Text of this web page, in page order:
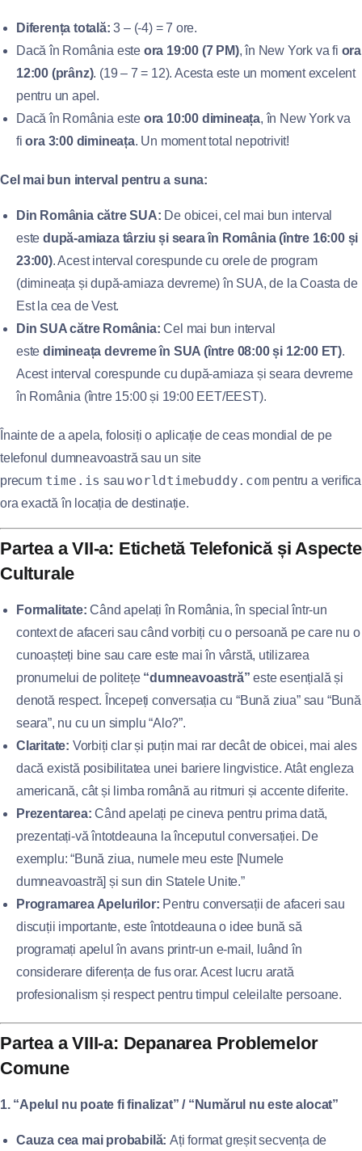
Diferența totală: 3 – (-4) = 7 ore.
Dacă în România este ora 19:00 (7 PM), în New York va fi ora
12:00 (prânz). (19 – 7 = 12). Acesta este un moment excelent
pentru un apel.
Dacă în România este ora 10:00 dimineața, în New York va
fiora 3:00 dimineața. Un moment total nepotrivit!
Cel mai bun interval pentru a suna:
Din România către SUA: De obicei, cel mai bun interval
este după-amiaza târziu și seara în România (între 16:00 și
23:00). Acest interval corespunde cu orele de program
(dimineața și după-amiaza devreme) în SUA, de la Coasta de
Est la cea de Vest.
Din SUA către România: Cel mai bun interval
este dimineața devreme în SUA (între 08:00 și 12:00 ET).
Acest interval corespunde cu după-amiaza și seara devreme
în România (între 15:00 și 19:00 EET/EEST).
Înainte de a apela, folosiți o aplicație de ceas mondial de pe
telefonul dumneavoastră sau un site
precum time.is sauworldtimebuddy.com pentru a verifica
ora exactă în locația de destinație.
Partea a VII-a: Etichetă Telefonică și Aspecte
Culturale
Formalitate: Când apelați în România, în special într-un
context de afaceri sau când vorbiți cu o persoană pe care nu o
cunoașteți bine sau care este mai în vârstă, utilizarea
pronumelui de politețe “dumneavoastră” este esențială și
denotă respect. Începeți conversația cu “Bună ziua” sau “Bună
seara”, nu cu un simplu “Alo?”.
Claritate: Vorbiți clar și puțin mai rar decât de obicei, mai ales
dacă există posibilitatea unei bariere lingvistice. Atât engleza
americană, cât și limba română au ritmuri și accente diferite.
Prezentarea: Când apelați pe cineva pentru prima dată,
prezentați-vă întotdeauna la începutul conversației. De
exemplu: “Bună ziua, numele meu este [Numele
dumneavoastră] și sun din Statele Unite.”
Programarea Apelurilor: Pentru conversații de afaceri sau
discuții importante, este întotdeauna o idee bună să
programați apelul în avans printr-un e-mail, luând în
considerare diferența de fus orar. Acest lucru arată
profesionalism și respect pentru timpul celeilalte persoane.
Partea a VIII-a: Depanarea Problemelor
Comune
1. “Apelul nu poate fi finalizat” / “Numărul nu este alocat”
Cauza cea mai probabilă: Ați format greșit secvența de